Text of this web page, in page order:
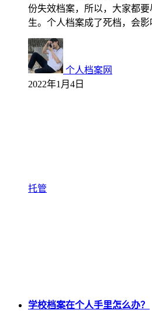
份失效档案，所以，大家都
生。个人档案成了死档，会
个人档案网
2022年1月4日
托管
学校档案在个人手里怎么办？